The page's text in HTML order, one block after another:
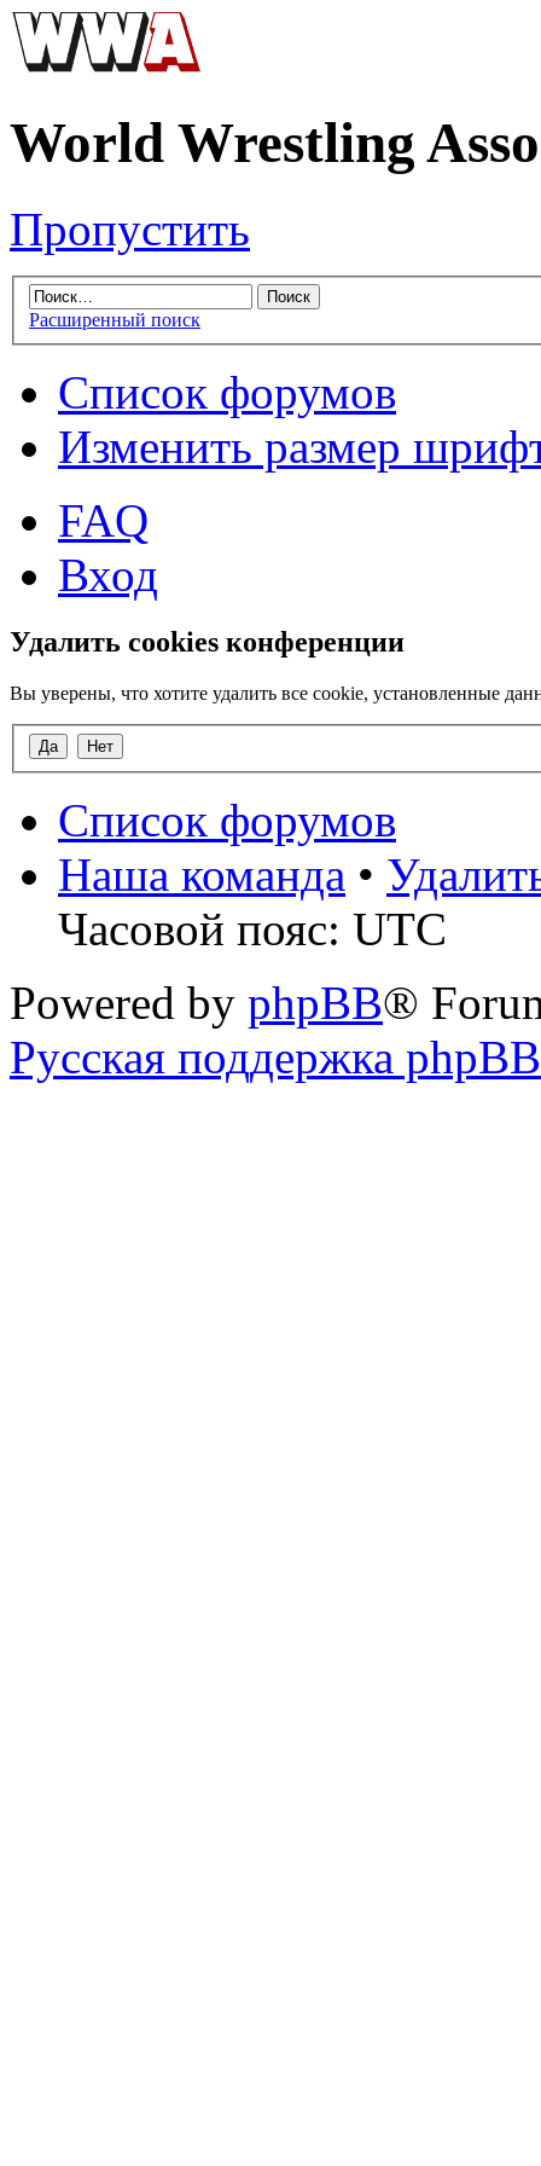
World Wrestling
Пропустить
Расширенный поиск
Список форумов
Изменить размер
FAQ
Вход
Удалить cookies конференции
Вы уверены, что хотите удалить все cookie, установленные
Список форумов
Наша команда •
Часовой пояс: UTC
Powered by phpBB®
Русская поддержка phpBB